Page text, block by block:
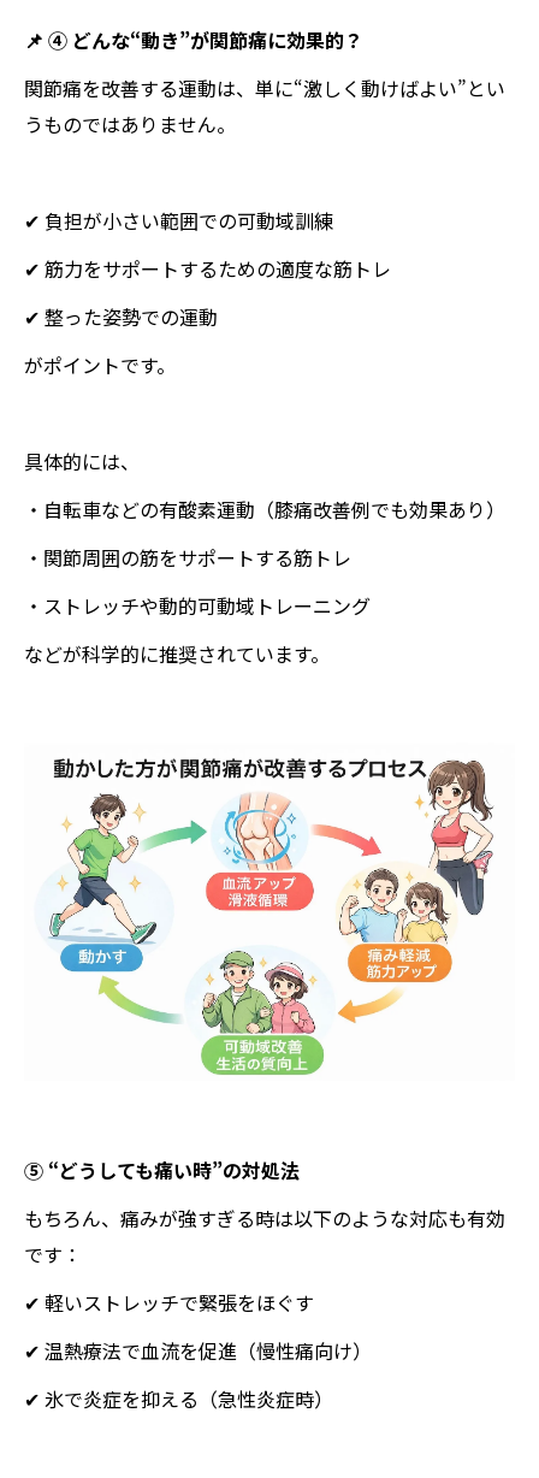
📌 ④ どんな“動き”が関節痛に効果的？
関節痛を改善する運動は、単に“激しく動けばよい”とい
うものではありません。
✔ 負担が小さい範囲での可動域訓練
✔ 筋力をサポートするための適度な筋トレ
✔ 整った姿勢での運動
がポイントです。
具体的には、
・自転車などの有酸素運動（膝痛改善例でも効果あり）
・関節周囲の筋をサポートする筋トレ
・ストレッチや動的可動域トレーニング
などが科学的に推奨されています。
⑤ “どうしても痛い時”の対処法
もちろん、痛みが強すぎる時は以下のような対応も有効
です：
✔ 軽いストレッチで緊張をほぐす
✔ 温熱療法で血流を促進（慢性痛向け）
✔ 氷で炎症を抑える（急性炎症時）